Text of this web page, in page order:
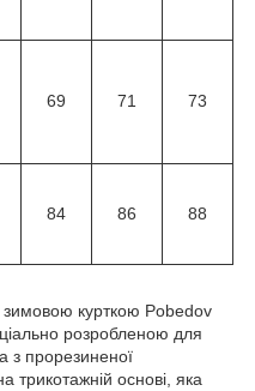
69 71 73
84 86 88
зимовою курткою Pobedov
розробленою для
з прорезиненої
трикотажній основі, яка